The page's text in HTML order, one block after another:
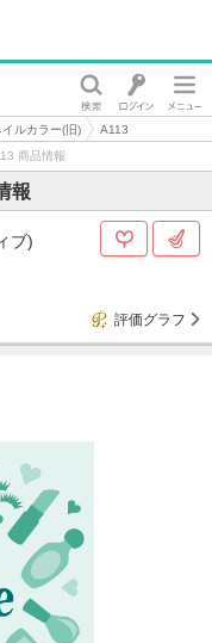
ルカラー(旧)
A113
商品情報
報
ブ)
評価グラフ